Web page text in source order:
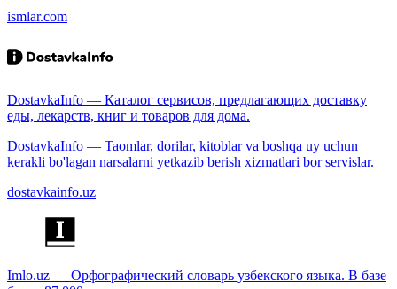
ismlar.com
DostavkaInfo — Каталог сервисов, предлагающих доставку
еды, лекарств, книг и товаров для дома.
DostavkaInfo — Taomlar, dorilar, kitoblar va boshqa uy uchun
kerakli bo'lagan narsalarni yetkazib berish xizmatlari bor servislar.
dostavkainfo.uz
Imlo.uz — Орфографический словарь узбекского языка. В базе